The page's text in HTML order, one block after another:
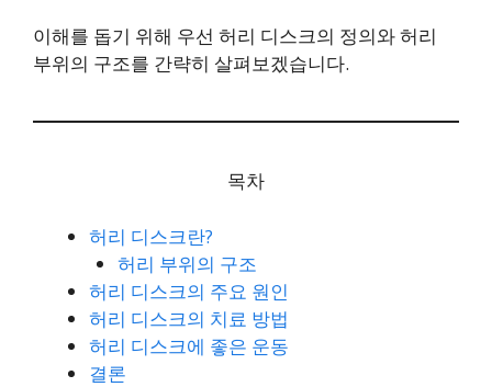
이해를 돕기 위해 우선 허리 디스크의 정의와 허리
부위의 구조를 간략히 살펴보겠습니다.
목차
허리 디스크란?
허리 부위의 구조
허리 디스크의 주요 원인
허리 디스크의 치료 방법
허리 디스크에 좋은 운동
결론